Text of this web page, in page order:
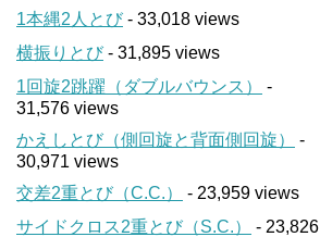
1本縄2人とび- 33,018 views
横振りとび- 31,895 views
1回旋2跳躍（ダブルバウンス）
-
31,576 views
かえしとび（側回旋と背面側回旋）
-
30,971 views
交差2重とび（C.C.）
- 23,959 views
サイドクロス2重とび（S.C.）
- 23,826